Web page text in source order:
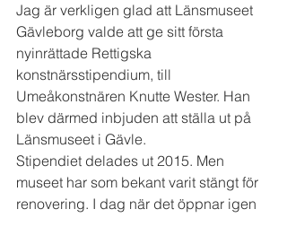
Jag är verkligen glad att Länsmuseet
Gävleborg valde att ge sitt första
nyinrättade Rettigska
konstnärsstipendium, till
Umeåkonstnären Knutte Wester. Han
blev därmed inbjuden att ställa ut på
Länsmuseet i Gävle.
Stipendiet delades ut 2015. Men
museet har som bekant varit stängt för
renovering. I dag när det öppnar igen